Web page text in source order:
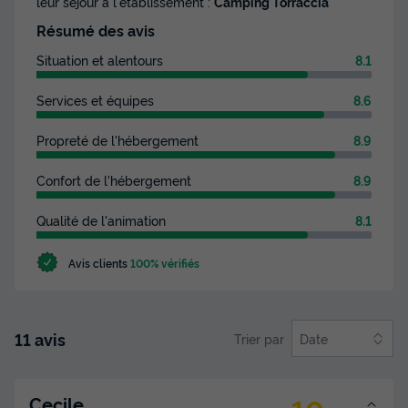
Voir les disponibilités
CHALET 5 personnes - Chalet Vue Vallée
Confort 35m² avec Clim (S) 4/5 pers
Annulation gratuite
1
Animaux autorisés *
Résumé des avis
Situation et alentours 8.1
Services et équipes 8.6
Propreté de l'hébergement 8.9
Confort de l'hébergement 8.9
Qualité de l'animation 8.1
Avis clients100% vérifiés
11 avis Trier par Date